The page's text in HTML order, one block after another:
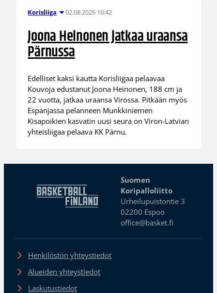
Korisliiga 02.08.2026 10:42
Joona Heinonen jatkaa uraansa
Pärnussa
Edelliset kaksi kautta Korisliigaa pelaavaa
Kouvoja edustanut Joona Heinonen, 188 cm ja
22 vuotta, jatkaa uraansa Virossa. Pitkään myös
Espanjassa pelanneen Munkkiniemen
Kisapoikien kasvatin uusi seura on Viron-Latvian
yhteisliigaa pelaava KK Pärnu.
Suomen
Koripalloliitto
Urheilupuistontie 3
02200 Espoo
office@basket.fi
Henkilöstön yhteystiedot
Alueiden yhteystiedot
Laskutustiedot